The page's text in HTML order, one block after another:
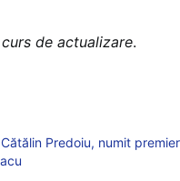
de actualizare.
Cătălin Predoiu, numit